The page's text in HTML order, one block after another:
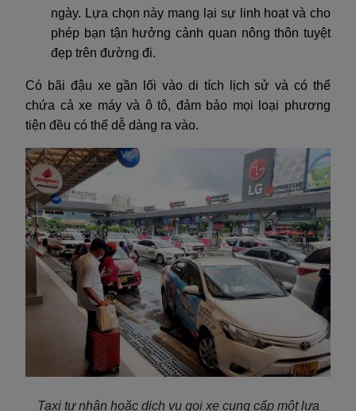
ngày. Lựa chọn này mang lại sự linh hoạt và cho
phép bạn tận hưởng cảnh quan nông thôn tuyệt
đẹp trên đường đi.
Có bãi đậu xe gần lối vào di tích lịch sử và có thể
chứa cả xe máy và ô tô, đảm bảo mọi loại phương
tiện đều có thể dễ dàng ra vào.
Taxi tư nhân hoặc dịch vụ gọi xe cung cấp một lựa